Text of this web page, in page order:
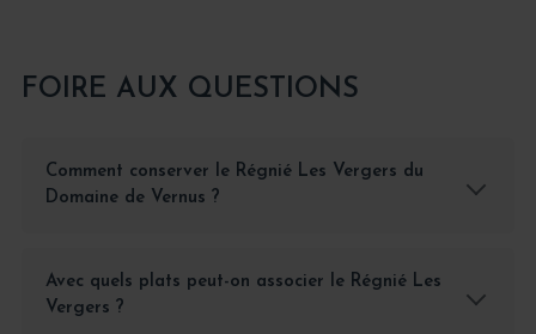
FOIRE AUX QUESTIONS
Comment conserver le Régnié Les Vergers du
Domaine de Vernus ?
Avec quels plats peut-on associer le Régnié Les
Vergers ?